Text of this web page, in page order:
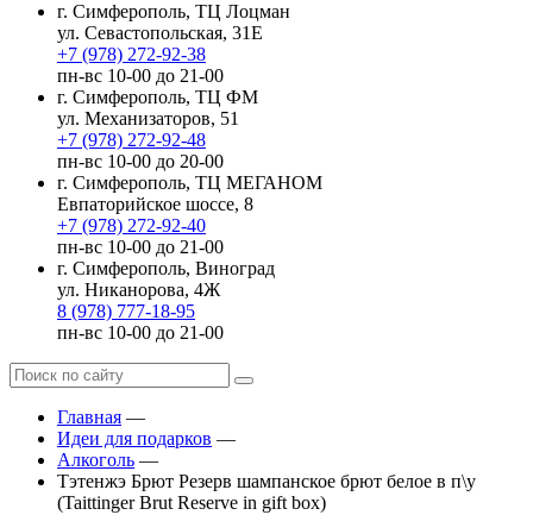
г. Симферополь, ТЦ Лоцман
ул. Севастопольская, 31Е
+7 (978) 272-92-38
пн-вс 10-00 до 21-00
г. Симферополь, ТЦ ФМ
ул. Механизаторов, 51
+7 (978) 272-92-48
пн-вс 10-00 до 20-00
г. Симферополь, ТЦ МЕГАНОМ
Евпаторийское шоссе, 8
+7 (978) 272-92-40
пн-вс 10-00 до 21-00
г. Симферополь, Виноград
ул. Никанорова, 4Ж
8 (978) 777-18-95
пн-вс 10-00 до 21-00
Главная —
Идеи для подарков —
Алкоголь —
Тэтенжэ Брют Резерв шампанское брют белое в п\у
(Taittinger Brut Reserve in gift box)